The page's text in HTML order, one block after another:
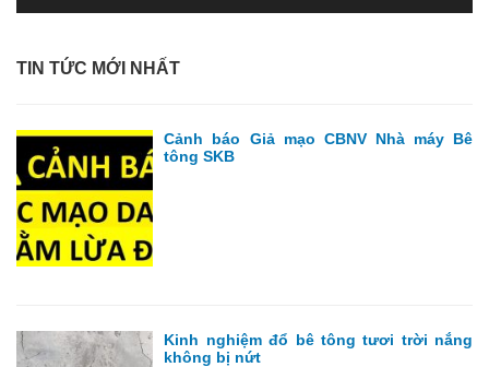
TIN TỨC MỚI NHẤT
Cảnh báo Giả mạo CBNV Nhà máy Bê
tông SKB
Kinh nghiệm đổ bê tông tươi trời nắng
không bị nứt